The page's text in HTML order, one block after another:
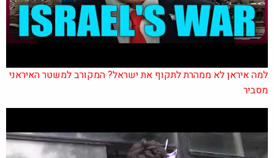
למה איראן לא ממהרת לתקוף את ישראל? המקורב למשטר האיראני
מסביר